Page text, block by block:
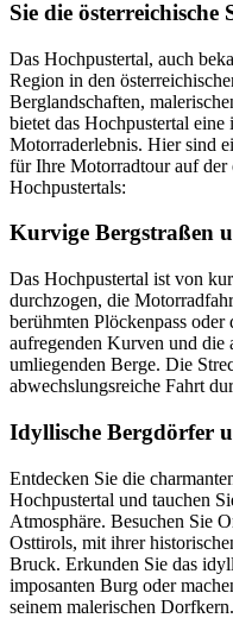
Sie die österreichische
Das Hochpustertal, auch
Region in den
Berglandschaften,
bietet das Hochpustertal
Motorraderlebnis. Hier sind
für Ihre Motorradtour auf der
Hochpustertals:
Kurvige Bergstraßen
Das Hochpustertal ist von
durchzogen, die
berühmten Plöckenpass
aufregenden Kurven und die
umliegenden Berge. Die
abwechslungsreiche Fahrt
Idyllische Bergdörfer
Entdecken Sie die
Hochpustertal und tauchen
Atmosphäre. Besuchen Sie
Osttirols, mit ihrer
Bruck. Erkunden Sie das
imposanten Burg oder
seinem malerischen Dorfkern.